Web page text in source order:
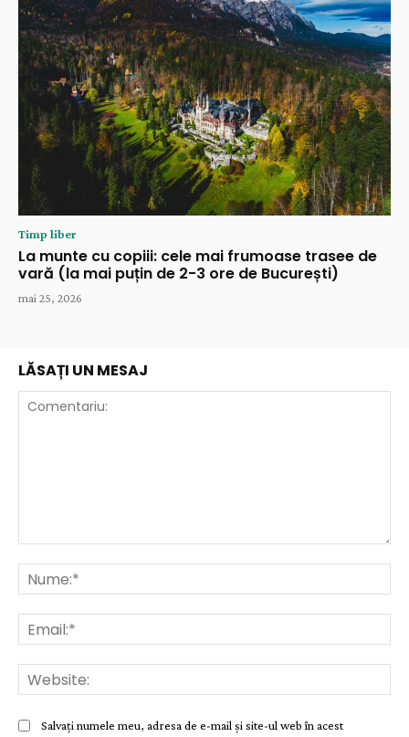
Timp liber
La munte cu copiii: cele mai frumoase trasee de
vară (la mai puțin de 2-3 ore de București)
mai 25, 2026
LĂSAȚI UN MESAJ
Salvați numele meu, adresa de e-mail și site-ul web în acest